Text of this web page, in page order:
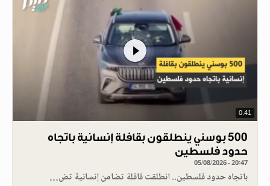
0.41
500 بوسني ينطلقون بقافلة إنسانية باتجاه
حدود فلسطين
05/08/2026 - 20:47
باتجاه حدود فلسطين.. انطلقت قافلة تضامن إنسانية تض…